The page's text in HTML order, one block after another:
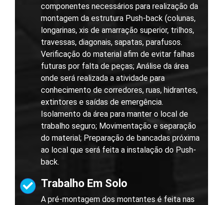
componentes necessários para realização da
montagem da estrutura Push-back (colunas,
longarinas, xis de amarração superior, trilhos,
travessas, diagonais, sapatas, parafusos.
Verificação do material afim de evitar falhas
futuras por falta de peças; Análise da área
onde será realizada a atividade para
conhecimento de corredores, ruas, hidrantes,
extintores e saídas de emergência.
Isolamento da área para manter o local de
trabalho seguro; Movimentação e separação
do material; Preparação de bancadas próxima
ao local que será feita a instalação do Push-
back.
Trabalho Em Solo
A pré-montagem dos montantes é feita nas